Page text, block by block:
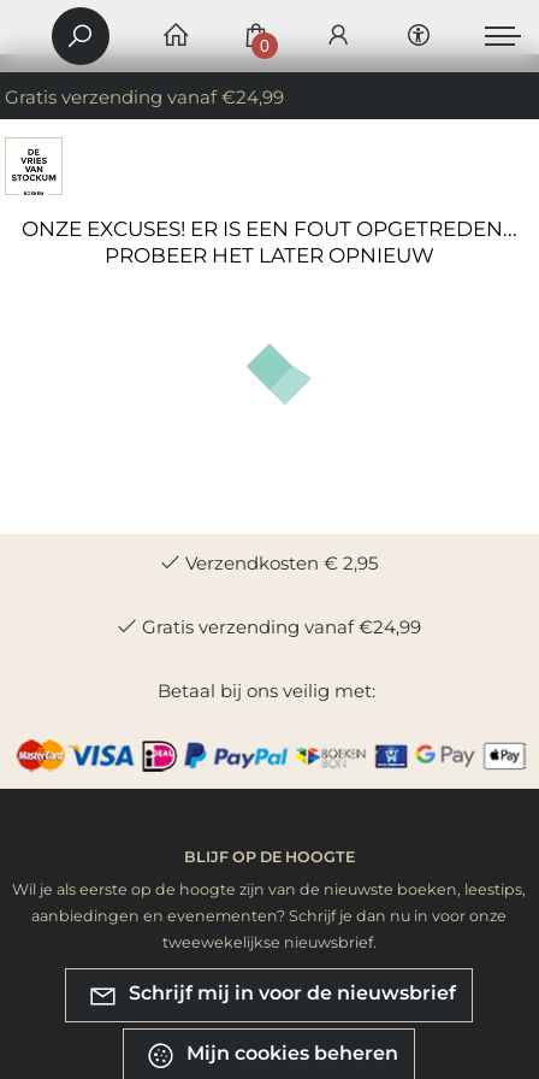
Gratis verzending vanaf €24,99
0
ONZE EXCUSES! ER IS EEN FOUT OPGETREDEN...
PROBEER HET LATER OPNIEUW
Verzendkosten € 2,95
Gratis verzending vanaf €24,99
Betaal bij ons veilig met:
BLIJF OP DE HOOGTE
Wil je als eerste op de hoogte zijn van de nieuwste boeken, leestips,
aanbiedingen en evenementen? Schrijf je dan nu in voor onze
tweewekelijkse nieuwsbrief.
Schrijf mij in voor de nieuwsbrief
Mijn cookies beheren